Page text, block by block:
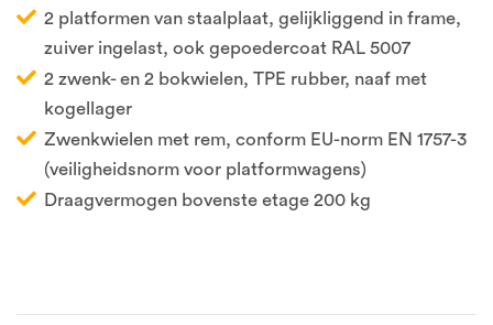
2 platformen van staalplaat, gelijkliggend in frame,
zuiver ingelast, ook gepoedercoat RAL 5007
2 zwenk- en 2 bokwielen, TPE rubber, naaf met
kogellager
Zwenkwielen met rem, conform EU-norm EN 1757-3
(veiligheidsnorm voor platformwagens)
Draagvermogen bovenste etage 200 kg